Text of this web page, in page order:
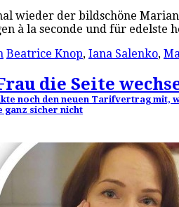
wieder der bildschöne
à la seconde und für edelste
Beatrice Knop, Iana Salenko,
die Seite
noch den neuen Tarifvertrag mit,
ganz sicher nicht